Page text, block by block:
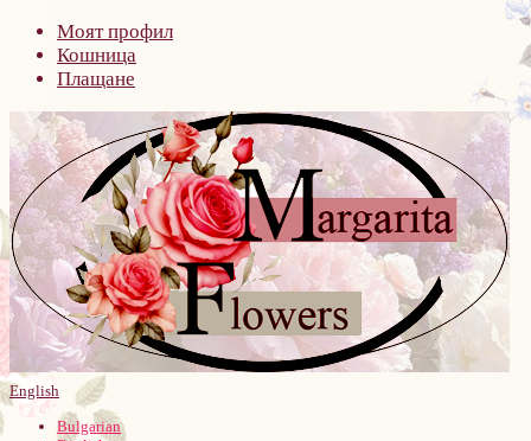
Моят профил
Кошница
Плащане
English
Bulgarian